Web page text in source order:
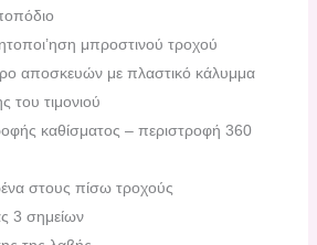
μπροστινού τροχού
αποσκευών με πλαστικό κάλυμμα
του τιμονιού
καθίσματος – περιστροφή 360
στους πίσω τροχούς
3 σημείων